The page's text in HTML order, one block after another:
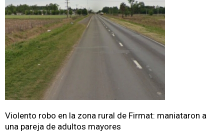
Violento robo en la zona rural de Firmat: maniataron a
una pareja de adultos mayores